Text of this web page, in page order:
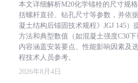
本文详细解析M20化学锚栓的尺寸规
括螺杆直径、钻孔尺寸等参数，并依
凝土结构后锚固技术规程》JGJ 145）
方法和典型数值（如混凝土强度C30下
内容涵盖安装要点、性能影响因素及
程技术人员参考。
2026年8月4日